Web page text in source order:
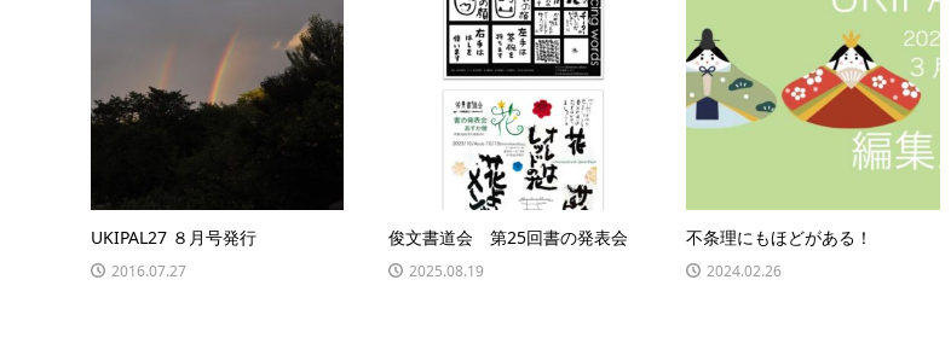
UKIPAL27 ８月号発行
2016.07.27
俊文書道会 第25回書の発表会
2025.08.19
不条理にもほどがある！
2024.02.26